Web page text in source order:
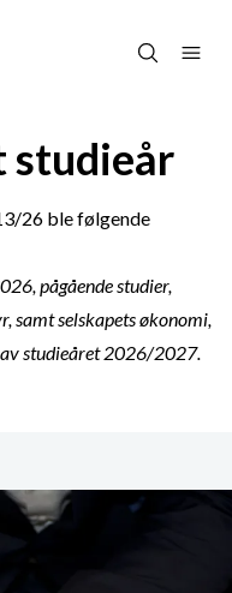
studieår
26 ble følgende
pågående studier,
samt selskapets økonomi,
studieåret 2026/2027.